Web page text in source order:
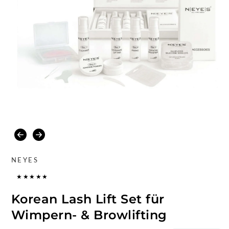
1
im
NEYES
Korean Lash Lift Set für
Wimpern- & Browlifting